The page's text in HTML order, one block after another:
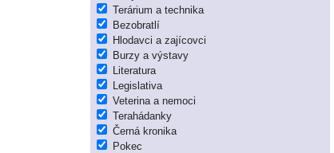
Terárium a technika
Bezobratlí
Hlodavci a zajícovci
Burzy a výstavy
Literatura
Legislativa
Veterina a nemoci
Terahádanky
Černá kronika
Pokec